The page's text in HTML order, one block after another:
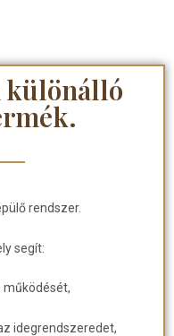
különálló
rendszer.
segít:
működését,
idegrendszeredet,